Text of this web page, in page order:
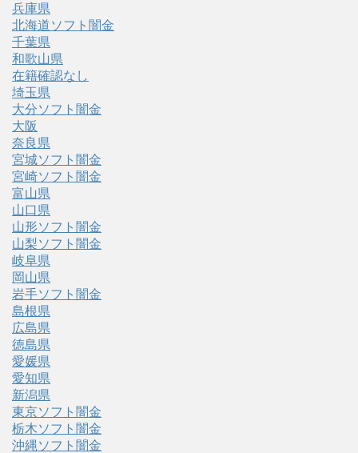
兵庫県
北海道ソフト闇金
千葉県
和歌山県
在籍確認なし
埼玉県
大分ソフト闇金
大阪
奈良県
宮城ソフト闇金
宮崎ソフト闇金
富山県
山口県
山形ソフト闇金
山梨ソフト闇金
岐阜県
岡山県
岩手ソフト闇金
島根県
広島県
徳島県
愛媛県
愛知県
新潟県
東京ソフト闇金
栃木ソフト闇金
沖縄ソフト闇金